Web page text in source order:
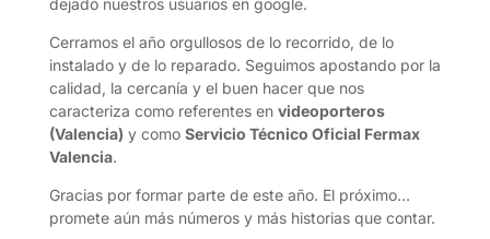
dejado nuestros usuarios en google.
Cerramos el año orgullosos de lo recorrido, de lo
instalado y de lo reparado. Seguimos apostando por la
calidad, la cercanía y el buen hacer que nos
caracteriza como referentes en videoporteros
(Valencia) y como Servicio Técnico Oficial Fermax
Valencia.
Gracias por formar parte de este año. El próximo…
promete aún más números y más historias que contar.